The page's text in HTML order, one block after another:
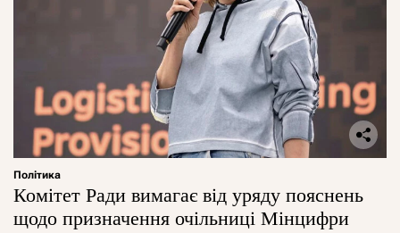
Політика
Комітет Ради вимагає від уряду пояснень
щодо призначення очільниці Мінцифри